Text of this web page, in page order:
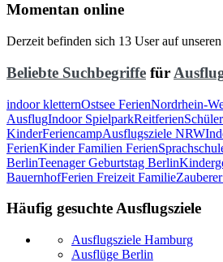
Momentan online
Derzeit befinden sich 13 User auf unseren
Beliebte Suchbegriffe für
indoor kletternOstsee FerienNordrhein-
AusflugIndoor SpielparkReitferien
KinderFeriencampAusflugsziele NRW
FerienKinder Familien Ferien
BerlinTeenager Geburtstag Berlin
BauernhofFerien Freizeit Familie
Häufig gesuchte Ausflugsziele
Ausflugsziele Hamburg
Ausflüge Berlin